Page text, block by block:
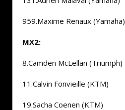
959.Maxime Renaux (Yamaha)
MX2:
8.Camden McLellan (Triumph)
11.Calvin Fonvieille (KTM)
19.Sacha Coenen (KTM)